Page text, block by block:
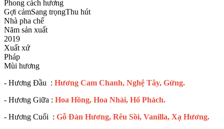
Phong cách hương
Gợi cảmSang trọngThu hút
Nhà pha chế
Năm sản xuất
2019
Xuất xứ
Pháp
Mùi hương
- Hương Đầu : Hương Cam Chanh, Nghệ Tây, Gừng.
- Hương Giữa : Hoa Hồng, Hoa Nhài, Hổ Phách.
- Hương Cuối : Gỗ Đàn Hương, Rêu Sồi, Vanilla, Xạ Hương.